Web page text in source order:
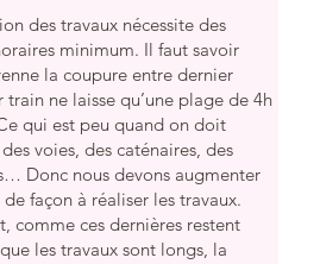
des travaux nécessite des
minimum. Il faut savoir
la coupure entre dernier
train ne laisse qu’une plage de 4h
qui est peu quand on doit
voies, des caténaires, des
Donc nous devons augmenter
façon à réaliser les travaux.
comme ces dernières restent
les travaux sont longs, la